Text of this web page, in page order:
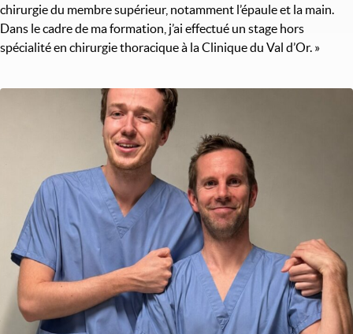
chirurgie du membre supérieur, notamment l’épaule et la main.
Dans le cadre de ma formation, j’ai effectué un stage hors
spécialité en chirurgie thoracique à la Clinique du Val d’Or. »